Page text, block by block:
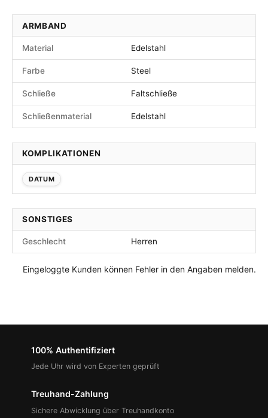
ARMBAND
Material Edelstahl
Farbe Steel
Schließe Faltschließe
Schließenmaterial Edelstahl
KOMPLIKATIONEN
DATUM
SONSTIGES
Geschlecht Herren
Eingeloggte Kunden können Fehler in den Angaben melden.
100% Authentifiziert
Jede Uhr wird von Experten geprüft
Treuhand-Zahlung
Sichere Abwicklung über Treuhandkonto